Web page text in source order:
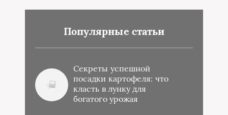
Популярные статьи
Секреты успешной
посадки картофеля: что
класть в лунку для
богатого урожая